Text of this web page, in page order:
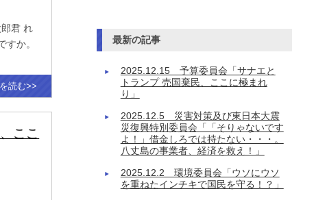
君 れ
か。
読む>>
ここ
最新の記事
2025.12.15 予算委員会「サナエと
トランプ 売国棄民、ここに極まれ
り」
2025.12.5 災害対策及び東日本大震
災復興特別委員会「「そりゃないです
よ！」借金しろでは持たない・・・。
八丈島の事業者、経済を救え！」
2025.12.2 環境委員会「ウソにウソ
を重ねたインチキで国民を守る！？」